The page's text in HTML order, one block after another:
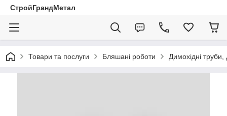
СтройГрандМетал
Товари та послуги Бляшані роботи Димохідні труби,